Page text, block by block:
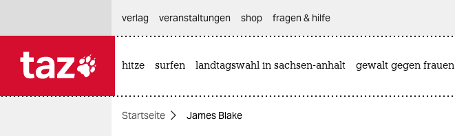
themen
verlag
veranstaltungen shop fragen & hilfe
hitze surfen landtagswahl in sachsen-anhalt gewalt gegen frauen
Startseite James Blake